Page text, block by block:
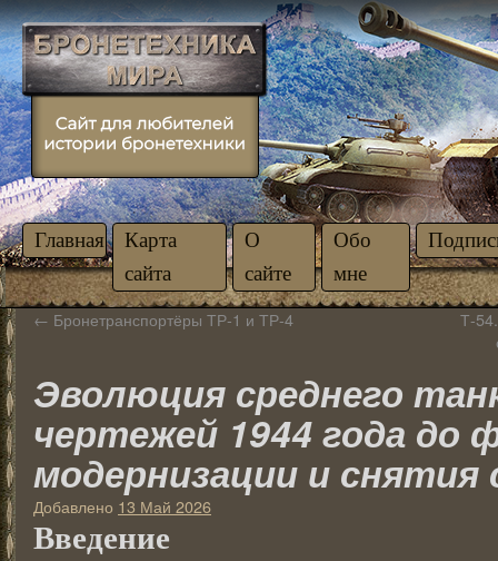
Главная
Карта
сайта
О
сайте
Обо
мне
← Бронетранспортёры ТР-1 и ТР-4
Т-
Эволюция среднего
чертежей 1944 года до
модернизации и снятия
Добавлено 13 Май 2026
Введение